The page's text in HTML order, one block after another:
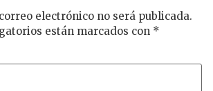
electrónico no será publicada.
están marcados con *